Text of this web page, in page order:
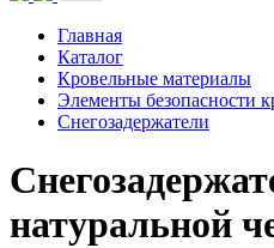
Главная
Каталог
Кровельные материалы
Элементы безопасности
Снегозадержатели
натуральной